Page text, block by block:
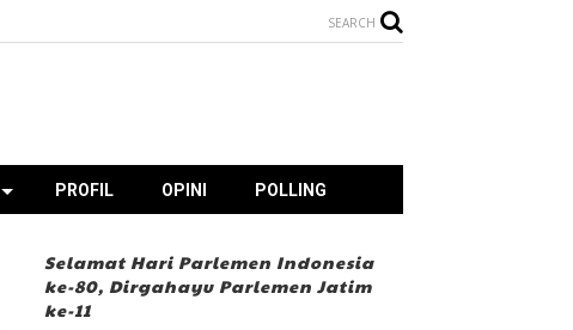
SEARCH
PROFIL OPINI POLLING
Selamat Hari Parlemen Indonesia
ke-80, Dirgahayu Parlemen Jatim
ke-11